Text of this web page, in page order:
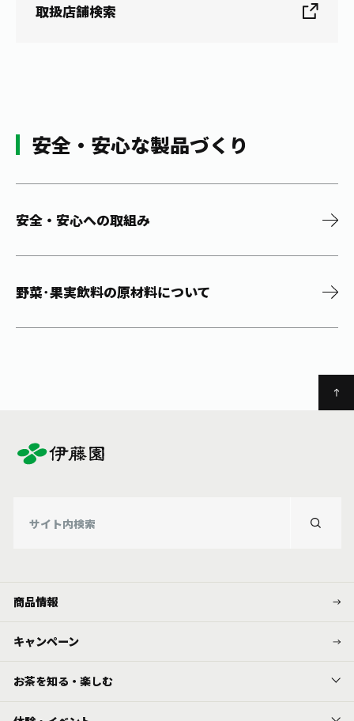
取扱店舗検索
安全・安心な製品づくり
安全・安心への取組み
野菜･果実飲料の原材料について
商品情報
キャンペーン
お茶を知る・楽しむ